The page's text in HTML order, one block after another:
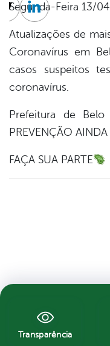
Segunda-Feira 13/
Atualizações de
Coronavírus em
casos suspeitos
coronavírus.
Prefeitura de Belo
PREVENÇÃO
FAÇA SUA PARTE
TwitterLinkedin
Transparência